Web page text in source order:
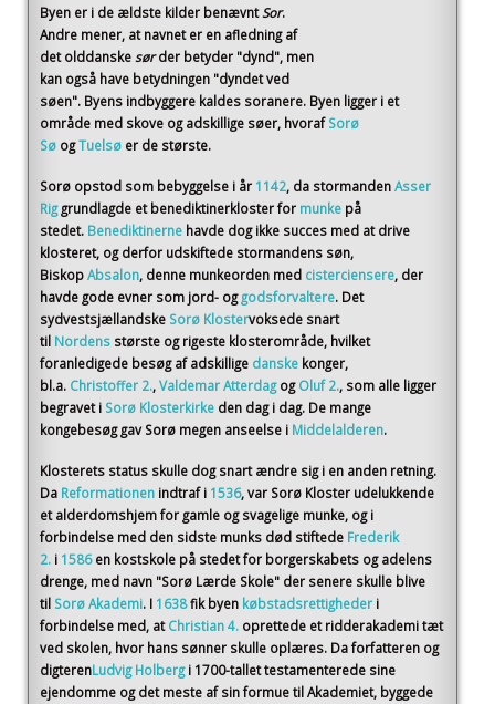
Byen er i de ældste kilder benævnt Sor.
Andre mener, at navnet er en afledning af
det olddanske sør der betyder "dynd", men
kan også have betydningen "dyndet ved
søen". Byens indbyggere kaldes soranere. Byen ligger i et
område med skove og adskillige søer, hvoraf Sorø
Sø ogTuelsø er de største.
Sorø opstod som bebyggelse i år 1142, da stormandenAsser
Rig grundlagde et benediktinerkloster for munke på
stedet. Benediktinerne havde dog ikke succes med at drive
klosteret, og derfor udskiftede stormandens søn,
BiskopAbsalon, denne munkeorden med cisterciensere, der
havde gode evner som jord- og godsforvaltere. Det
sydvestsjællandske Sorø Klostervoksede snart
til Nordens største og rigeste klosterområde, hvilket
foranledigede besøg af adskillige danske konger,
bl.a. Christoffer 2.,Valdemar Atterdag og Oluf 2., som alle ligger
begravet i Sorø Klosterkirke den dag i dag. De mange
kongebesøg gav Sorø megen anseelse i Middelalderen.
Klosterets status skulle dog snart ændre sig i en anden retning.
Da Reformationen indtraf i 1536, var Sorø Kloster udelukkende
et alderdomshjem for gamle og svagelige munke, og i
forbindelse med den sidste munks død stiftede Frederik
2. i 1586 en kostskole på stedet for borgerskabets og adelens
drenge, med navn "Sorø Lærde Skole" der senere skulle blive
til Sorø Akademi. I 1638fik byen købstadsrettigheder i
forbindelse med, at Christian 4. oprettede et ridderakademi tæt
ved skolen, hvor hans sønner skulle oplæres. Da forfatteren og
digterenLudvig Holberg i 1700-tallet testamenterede sine
ejendomme og det meste af sin formue til Akademiet, byggede